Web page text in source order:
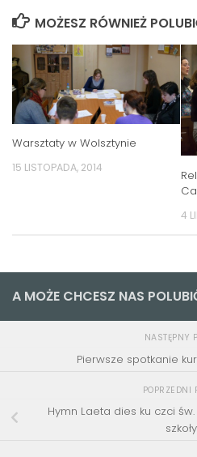
MOŻESZ RÓWNIEŻ
Warsztaty w Wolsztynie
15 LISTOPADA, 2014
4
A MOŻE CHCESZ NAS
NASTĘPNY
Pierwsze spotkanie
POPRZEDNI
Hymn Laeta dies ku czci
szkoły